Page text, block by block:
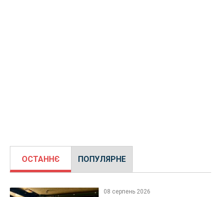
ОСТАННЄ ПОПУЛЯРНЕ
08 серпень 2026